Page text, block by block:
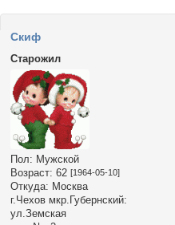
Cкиф
Старожил
Пол: Мужской
Возраст: 62 [1964-05-10]
Откуда: Москва
г.Чехов мкр.Губернский:
ул.Земская